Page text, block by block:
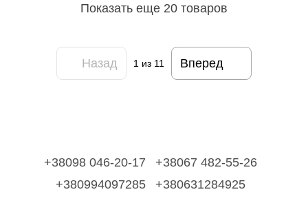
Показать еще 20 товаров
Назад 1 из 11 Вперед
+38098 046-20-17
+38067 482-55-26
+380994097285
+380631284925